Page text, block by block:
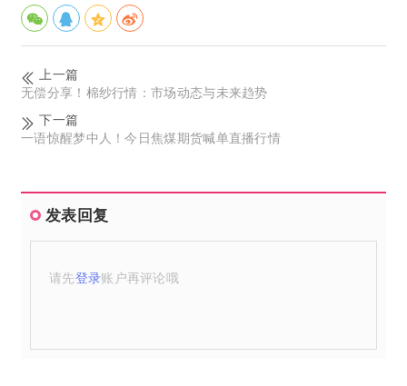
上一篇
无偿分享！棉纱行情：市场动态与未来趋势
下一篇
一语惊醒梦中人！今日焦煤期货喊单直播行情
发表回复
请先登录账户再评论哦